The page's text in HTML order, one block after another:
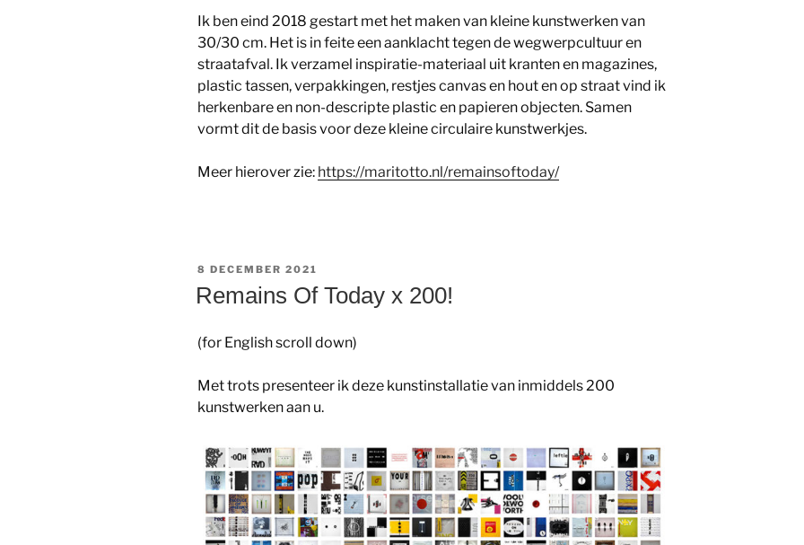
Ik ben eind 2018 gestart met het maken van kleine kunstwerken van
30/30 cm. Het is in feite een aanklacht tegen de wegwerpcultuur en
straatafval. Ik verzamel inspiratie-materiaal uit kranten en magazines,
plastic tassen, verpakkingen, restjes canvas en hout en op straat vind ik
herkenbare en non-descripte plastic en papieren objecten. Samen
vormt dit de basis voor deze kleine circulaire kunstwerkjes.
Meer hierover zie: https://maritotto.nl/remainsoftoday/
GEPLAATST
8 DECEMBER 2021
Remains Of Today x 200!
(for English scroll down)
Met trots presenteer ik deze kunstinstallatie van inmiddels 200
kunstwerken aan u.